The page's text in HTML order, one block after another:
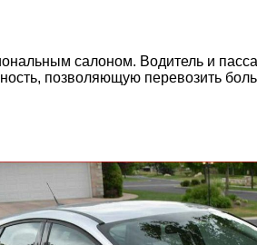
салоном. Водитель и
позволяющую перевозить